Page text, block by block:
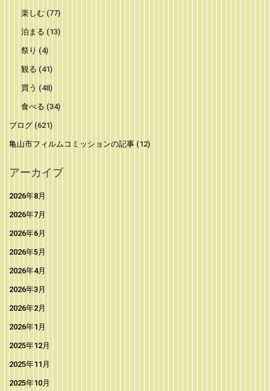
楽しむ (77)
泊まる (13)
祭り (4)
観る (41)
買う (48)
食べる (34)
ブログ (621)
亀山市フィルムコミッションの記事 (12)
アーカイブ
2026年8月
2026年7月
2026年6月
2026年5月
2026年4月
2026年3月
2026年2月
2026年1月
2025年12月
2025年11月
2025年10月